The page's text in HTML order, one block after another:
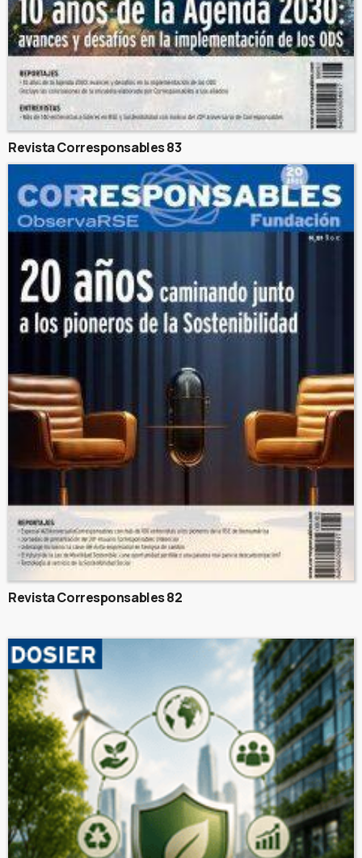
Revista Corresponsables 83
Revista Corresponsables 82